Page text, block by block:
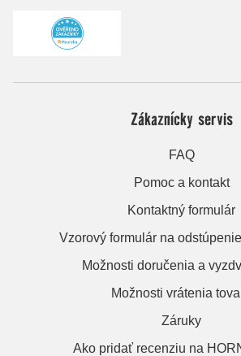
Zákaznícky servis
FAQ
Pomoc a kontakt
Kontaktný formulár
Vzorový formulár na
Možnosti doručenia a
Možnosti vrátenia
Záruky
Ako pridať recenziu na